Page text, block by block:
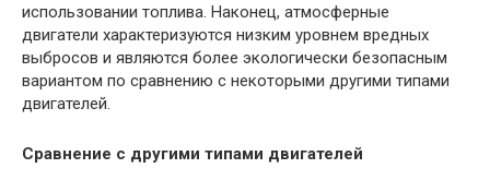
использовании топлива. Наконец, атмосферные
двигатели характеризуются низким уровнем вредных
выбросов и являются более экологически безопасным
вариантом по сравнению с некоторыми другими типами
двигателей.
Сравнение с другими типами двигателей